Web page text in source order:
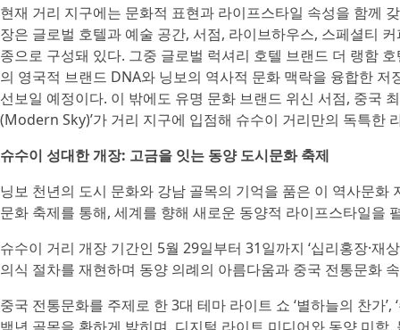
현재 거리 지구에는 문화적 표현과 라이프스타일 속성을 함께
장은 글로벌 호텔과 예술 공간, 서점, 라이브하우스, 스페셜티
종으로 구성돼 있다. 그중 글로벌 럭셔리 호텔 브랜드 더 랭함
의 영국적 브랜드 DNA와 닝보의 역사적 문화 맥락을 융합한
선보일 예정이다. 이 밖에도 유명 문화 브랜드 위신 서점, 중국
(Modern Sky)’가 거리 지구에 입점해 슈수이 거리만의 독특한
슈수이 성대한 개장: 고금을 잇는 동양 도시문화 축제
닝보 천년의 도시 문화와 강남 골목의 기억을 품은 이 역사문
문화 축제를 통해, 세계를 향해 새로운 동양적 라이프스타일을
슈수이 거리 개장 기간인 5월 29일부터 31일까지 ‘십리홍장·
의식 절차를 재현하며 동양 의례의 아름다움과 중국 전통문화
중국 전통문화를 주제로 한 3대 테마 라이트 쇼 ‘별하늘의 찬가’,